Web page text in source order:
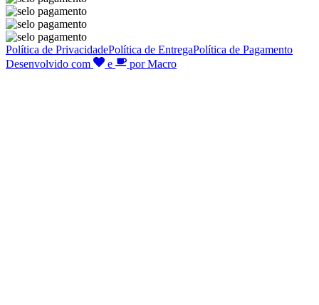
Política de PrivacidadePolítica de EntregaPolítica de Pagamento
Desenvolvido com
e por Macro